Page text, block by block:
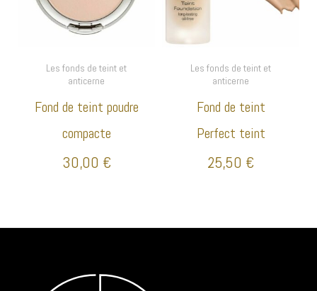
Les fonds de teint et
anticerne
Fond de teint poudre
compacte
30,00 €
Les fonds de teint et
anticerne
Fond de teint
Perfect teint
25,50 €